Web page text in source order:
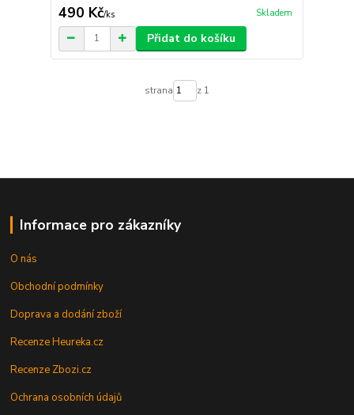
490 Kč/ks Skladem
Přidat do košíku
strana z 1
Informace pro zákazníky
O nás
Obchodní podmínky
Doprava a dodání zboží
Recenze Heureka.cz
Recenze Zbozi.cz
Ochrana osobních údajů